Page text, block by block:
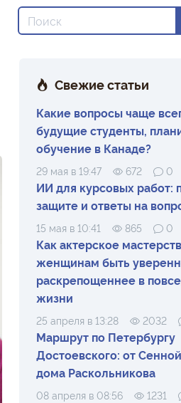
Свежие статьи
Какие вопросы чаще
будущие студенты,
обучение в Канаде?
29 мая в 19:47 672 0
ИИ для курсовых работ:
защите и ответы на
15 мая в 10:41 865 0
Как актерское
женщинам быть
раскрепощеннее в
жизни
25 апреля в 13:28 2032
Маршрут по Петербургу
Достоевского: от
дома Раскольникова
08 апреля в 08:56 1231